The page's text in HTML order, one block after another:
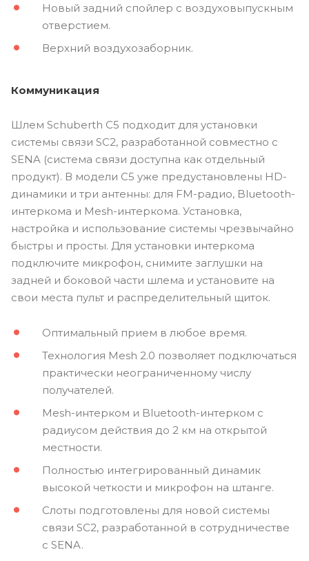
Новый задний спойлер с воздуховыпускным
отверстием.
Верхний воздухозаборник.
Коммуникация
Шлем Schuberth C5 подходит для установки
системы связи SC2, разработанной совместно с
SENA (система связи доступна как отдельный
продукт). В модели C5 уже предустановлены HD-
динамики и три антенны: для FM-радио, Bluetooth-
интеркома и Mesh-интеркома. Установка,
настройка и использование системы чрезвычайно
быстры и просты. Для установки интеркома
подключите микрофон, снимите заглушки на
задней и боковой части шлема и установите на
свои места пульт и распределительный щиток.
Оптимальный прием в любое время.
Технология Mesh 2.0 позволяет подключаться
практически неограниченному числу
получателей.
Mesh-интерком и Bluetooth-интерком с
радиусом действия до 2 км на открытой
местности.
Полностью интегрированный динамик
высокой четкости и микрофон на штанге.
Слоты подготовлены для новой системы
связи SC2, разработанной в сотрудничестве
с SENA.